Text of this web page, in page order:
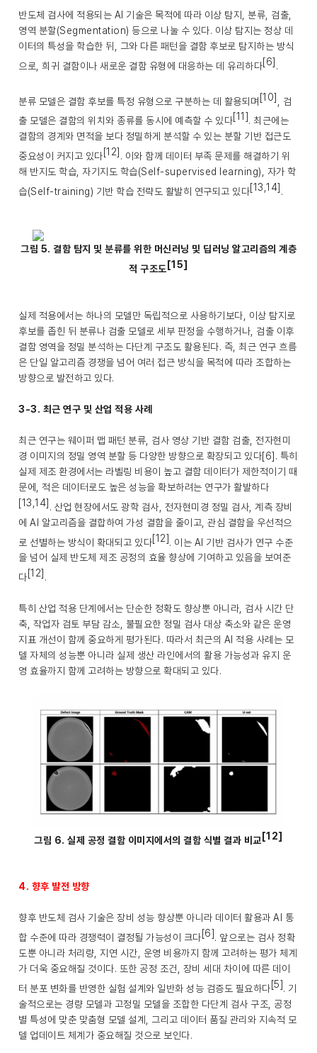
반도체 검사에 적용되는 AI 기술은 목적에 따라 이상 탐지, 분류, 검출,
영역 분할(Segmentation) 등으로 나눌 수 있다. 이상 탐지는 정상 데
이터의 특성을 학습한 뒤, 그와 다른 패턴을 결함 후보로 탐지하는 방식
으로, 희귀 결함이나 새로운 결함 유형에 대응하는 데 유리하다[6] .
분류 모델은 결함 후보를 특정 유형으로 구분하는 데 활용되며 [10]
, 검
출 모델은 결함의 위치와 종류를 동시에 예측할 수 있다[11]. 최근에는
결함의 경계와 면적을 보다 정밀하게 분석할 수 있는 분할 기반 접근도
중요성이 커지고 있다[12] . 이와 함께 데이터 부족 문제를 해결하기 위
해 반지도 학습, 자기지도 학습(Self-supervised learning), 자가 학
습(Self-training) 기반 학습 전략도 활발히 연구되고 있다[13,14] .
그림 5. 결함 탐지 및 분류를 위한 머신러닝 및 딥러닝 알고리즘의 계층
적 구조도 [15]
실제 적용에서는 하나의 모델만 독립적으로 사용하기보다, 이상 탐지로
후보를 좁힌 뒤 분류나 검출 모델로 세부 판정을 수행하거나, 검출 이후
결함 영역을 정밀 분석하는 다단계 구조도 활용된다. 즉, 최근 연구 흐름
은 단일 알고리즘 경쟁을 넘어 여러 접근 방식을 목적에 따라 조합하는
방향으로 발전하고 있다.
3-3. 최근 연구 및 산업 적용 사례
최근 연구는 웨이퍼 맵 패턴 분류, 검사 영상 기반 결함 검출, 전자현미
경 이미지의 정밀 영역 분할 등 다양한 방향으로 확장되고 있다[6]. 특히
실제 제조 환경에서는 라벨링 비용이 높고 결함 데이터가 제한적이기 때
문에, 적은 데이터로도 높은 성능을 확보하려는 연구가 활발하다
[13,14] . 산업 현장에서도 광학 검사, 전자현미경 정밀 검사, 계측 장비
에 AI 알고리즘을 결합하여 가성 결함을 줄이고, 관심 결함을 우선적으
로 선별하는 방식이 확대되고 있다[12]. 이는 AI 기반 검사가 연구 수준
을 넘어 실제 반도체 제조 공정의 효율 향상에 기여하고 있음을 보여준
다[12] .
특히 산업 적용 단계에서는 단순한 정확도 향상뿐 아니라, 검사 시간 단
축, 작업자 검토 부담 감소, 불필요한 정밀 검사 대상 축소와 같은 운영
지표 개선이 함께 중요하게 평가된다. 따라서 최근의 AI 적용 사례는 모
델 자체의 성능뿐 아니라 실제 생산 라인에서의 활용 가능성과 유지 운
영 효율까지 함께 고려하는 방향으로 확대되고 있다.
그림 6. 실제 공정 결함 이미지에서의 결함 식별 결과 비교[12]
4. 향후 발전 방향
향후 반도체 검사 기술은 장비 성능 향상뿐 아니라 데이터 활용과 AI 통
합 수준에 따라 경쟁력이 결정될 가능성이 크다[6]. 앞으로는 검사 정확
도뿐 아니라 처리량, 지연 시간, 운영 비용까지 함께 고려하는 평가 체계
가 더욱 중요해질 것이다. 또한 공정 조건, 장비 세대 차이에 따른 데이
터 분포 변화를 반영한 실험 설계와 일반화 성능 검증도 필요하다[5]. 기
술적으로는 경량 모델과 고정밀 모델을 조합한 다단계 검사 구조, 공정
별 특성에 맞춘 맞춤형 모델 설계, 그리고 데이터 품질 관리와 지속적 모
델 업데이트 체계가 중요해질 것으로 보인다.